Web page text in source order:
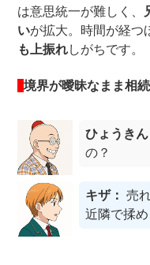
は意思統一が難しく、
いが拡大。時間が経つ
も上振れしがちです。
境界が曖昧なまま相
ひょうきん
の？
キザ： 売
近隣で揉